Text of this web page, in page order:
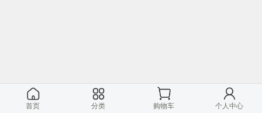
首页 分类 购物车 个人中心